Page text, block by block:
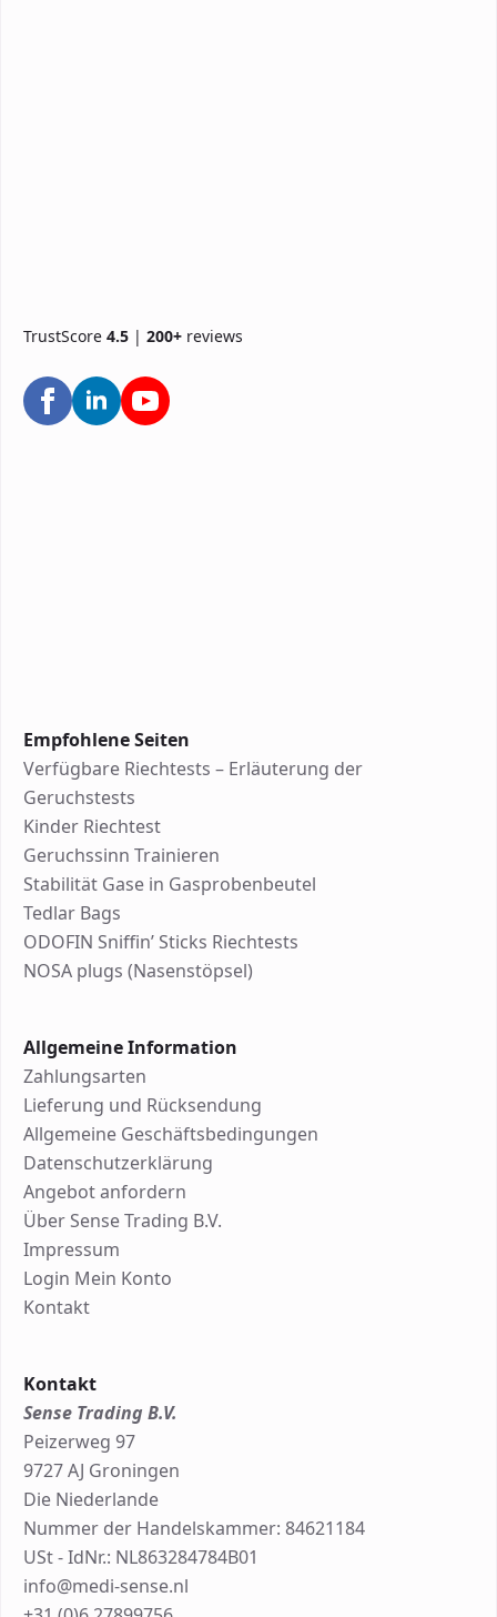
TrustScore 4.5 | 200+ reviews
Empfohlene Seiten
Verfügbare Riechtests – Erläuterung der
Geruchstests
Kinder Riechtest
Geruchssinn Trainieren
Stabilität Gase in Gasprobenbeutel
Tedlar Bags
ODOFIN Sniffin’ Sticks Riechtests
NOSA plugs (Nasenstöpsel)
Allgemeine Information
Zahlungsarten
Lieferung und Rücksendung
Allgemeine Geschäftsbedingungen
Datenschutzerklärung
Angebot anfordern
Über Sense Trading B.V.
Impressum
Login Mein Konto
Kontakt
Kontakt
Sense Trading B.V.
Peizerweg 97
9727 AJ Groningen
Die Niederlande
Nummer der Handelskammer: 84621184
USt - IdNr.: NL863284784B01
info@medi-sense.nl